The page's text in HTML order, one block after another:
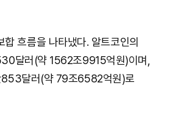
흐름을 나타냈다. 알트코인의
달러(약 1562조9915억원)이며,
달러(약 79조6582억원)로